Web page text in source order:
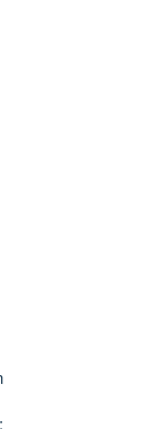
: